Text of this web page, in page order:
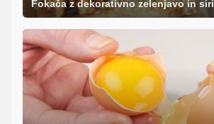
Fokača z dekorativno zelenjavo in siri